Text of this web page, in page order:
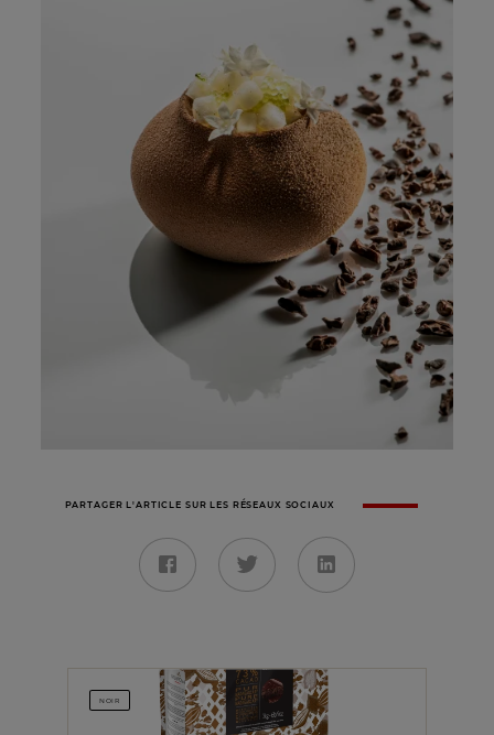
PARTAGER L'ARTICLE SUR LES RÉSEAUX SOCIAUX
NOIR